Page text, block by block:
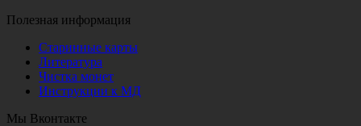
Полезная информация
Старинные карты
Литература
Чистка монет
Инструкции к МД
Мы Вконтакте